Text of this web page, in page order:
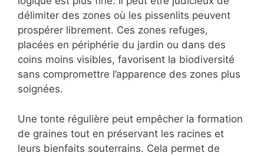
délimiter des zones où les pissenlits peuvent
prospérer librement. Ces zones refuges,
placées en périphérie du jardin ou dans des
coins moins visibles, favorisent la biodiversité
sans compromettre l’apparence des zones plus
soignées.
Une tonte régulière peut empêcher la formation
de graines tout en préservant les racines et
leurs bienfaits souterrains. Cela permet de